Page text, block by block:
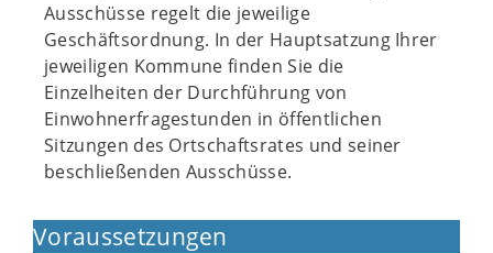
Ausschüsse regelt die jeweilige
Geschäftsordnung. In der Hauptsatzung Ihrer
jeweiligen Kommune finden Sie die
Einzelheiten der Durchführung von
Einwohnerfragestunden in öffentlichen
Sitzungen des Ortschaftsrates und seiner
beschließenden Ausschüsse.
Voraussetzungen